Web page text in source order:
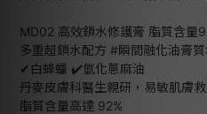
MD02 高效鎖水修護膏 脂質含量
多重超鎖水配方 #瞬間融化油膏質
✔白蜂蠟 ✔️氫化蔥麻油
丹麥皮膚科醫生親研，易敏肌膚救
脂質含量高達 92%